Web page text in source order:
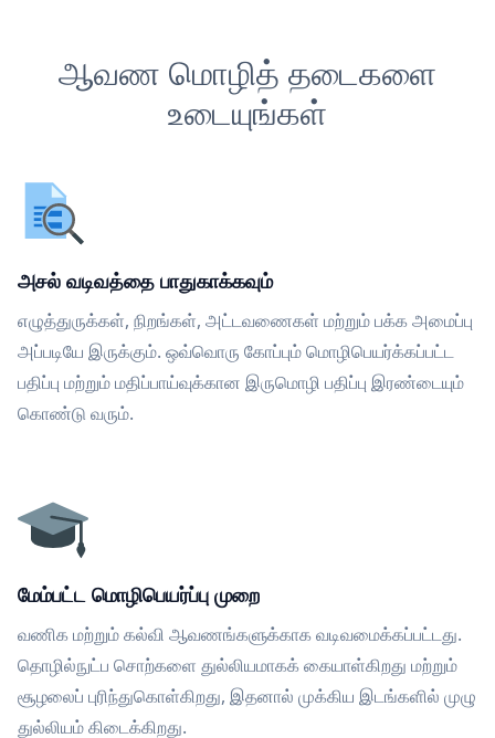
ஆவண மொழித் தடைகளை
உடையுங்கள்
அசல் வடிவத்தை பாதுகாக்கவும்
எழுத்துருக்கள், நிறங்கள், அட்டவணைகள் மற்றும் பக்க அமைப்பு
அப்படியே இருக்கும். ஒவ்வொரு கோப்பும் மொழிபெயர்க்கப்பட்ட
பதிப்பு மற்றும் மதிப்பாய்வுக்கான இருமொழி பதிப்பு இரண்டையும்
கொண்டு வரும்.
மேம்பட்ட மொழிபெயர்ப்பு முறை
வணிக மற்றும் கல்வி ஆவணங்களுக்காக வடிவமைக்கப்பட்டது.
தொழில்நுட்ப சொற்களை துல்லியமாகக் கையாள்கிறது மற்றும்
சூழலைப் புரிந்துகொள்கிறது, இதனால் முக்கிய இடங்களில் முழு
துல்லியம் கிடைக்கிறது.